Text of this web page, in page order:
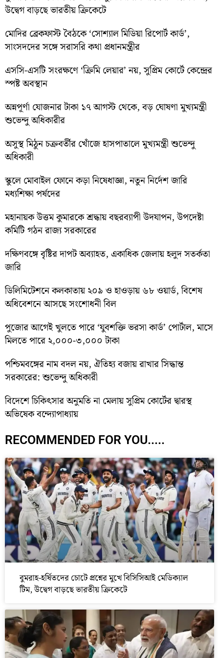
উদ্বেগ বাড়ছে ভারতীয় ক্রিকেটে
মোদির ব্রেকফাস্ট বৈঠকে ‘সোশ্যাল মিডিয়া রিপোর্ট কার্ড’,
সাংসদদের সঙ্গে সরাসরি কথা প্রধানমন্ত্রীর
এসসি-এসটি সংরক্ষণে ‘ক্রিমি লেয়ার’ নয়, সুপ্রিম কোর্টে কেন্দ্রের
স্পষ্ট অবস্থান
অন্নপূর্ণা যোজনার টাকা ১৭ আগস্ট থেকে, বড় ঘোষণা মুখ্যমন্ত্রী
শুভেন্দু অধিকারীর
অসুস্থ মিঠুন চক্রবর্তীর খোঁজে হাসপাতালে মুখ্যমন্ত্রী শুভেন্দু
অধিকারী
স্কুলে মোবাইল ফোনে কড়া নিষেধাজ্ঞা, নতুন নির্দেশ জারি
মধ্যশিক্ষা পর্ষদের
মহানায়ক উত্তম কুমারকে শ্রদ্ধায় বছরব্যাপী উদযাপন, উপদেষ্টা
কমিটি গঠন রাজ্য সরকারের
দক্ষিণবঙ্গে বৃষ্টির দাপট অব্যাহত, একাধিক জেলায় হলুদ সতর্কতা
জারি
ডিলিমিটেশনে কলকাতায় ২০৯ ও হাওড়ায় ৬৮ ওয়ার্ড, বিশেষ
অধিবেশনে আসছে সংশোধনী বিল
পুজোর আগেই খুলতে পারে ‘যুবশক্তি ভরসা কার্ড’ পোর্টাল, মাসে
মিলতে পারে ২,০০০-৩,০০০ টাকা
পশ্চিমবঙ্গের নাম বদল নয়, ঐতিহ্য বজায় রাখার সিদ্ধান্ত
সরকারের: শুভেন্দু অধিকারী
বিদেশে চিকিৎসার অনুমতি না মেলায় সুপ্রিম কোর্টের দ্বারস্থ
অভিষেক বন্দ্যোপাধ্যায়
RECOMMENDED FOR YOU.....
বুমরাহ-হর্ষিতদের চোটে প্রশ্নের মুখে বিসিসিআই মেডিক্যাল
টিম, উদ্বেগ বাড়ছে ভারতীয় ক্রিকেটে